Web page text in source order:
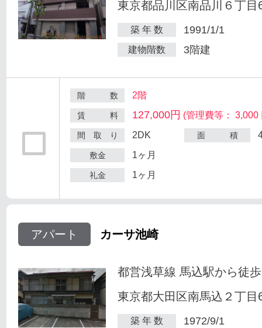
東京都品川区南品川６丁目
築 年 数 1991/1/1
建物階数 3階建
階 数 2階
賃 料 127,000円 (管理費等： 3,000
間 取 り 2DK 面 積
敷金 1ヶ月
礼金 1ヶ月
アパート カーサ池崎
都営浅草線 馬込駅から徒
東京都大田区南馬込２丁目
築 年 数 1972/9/1